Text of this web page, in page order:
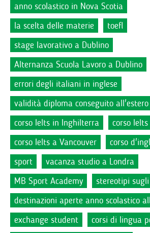
anno scolastico in Nova Scotia
la scelta delle materie
toefl
stage lavorativo a Dublino
Alternanza Scuola Lavoro a Dublino
errori degli italiani in inglese
validità diploma conseguito all'estero
corso Ielts in Inghilterra
corso
corso Ielts a Vancouver
corso
sport
vacanza studio a Londra
MB Sport Academy
stereotipi
destinazioni aperte anno scolastico
exchange student
corsi di lingua